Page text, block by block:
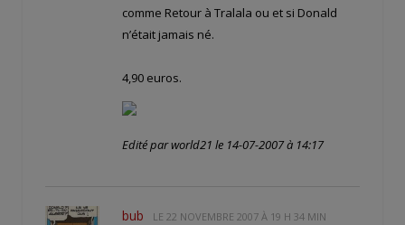
comme Retour à Tralala ou et si Donald
n’était jamais né.
4,90 euros.
Edité par world21 le 14-07-2007 à 14:17
bub LE 22 NOVEMBRE 2007 À 19 H 34 MIN